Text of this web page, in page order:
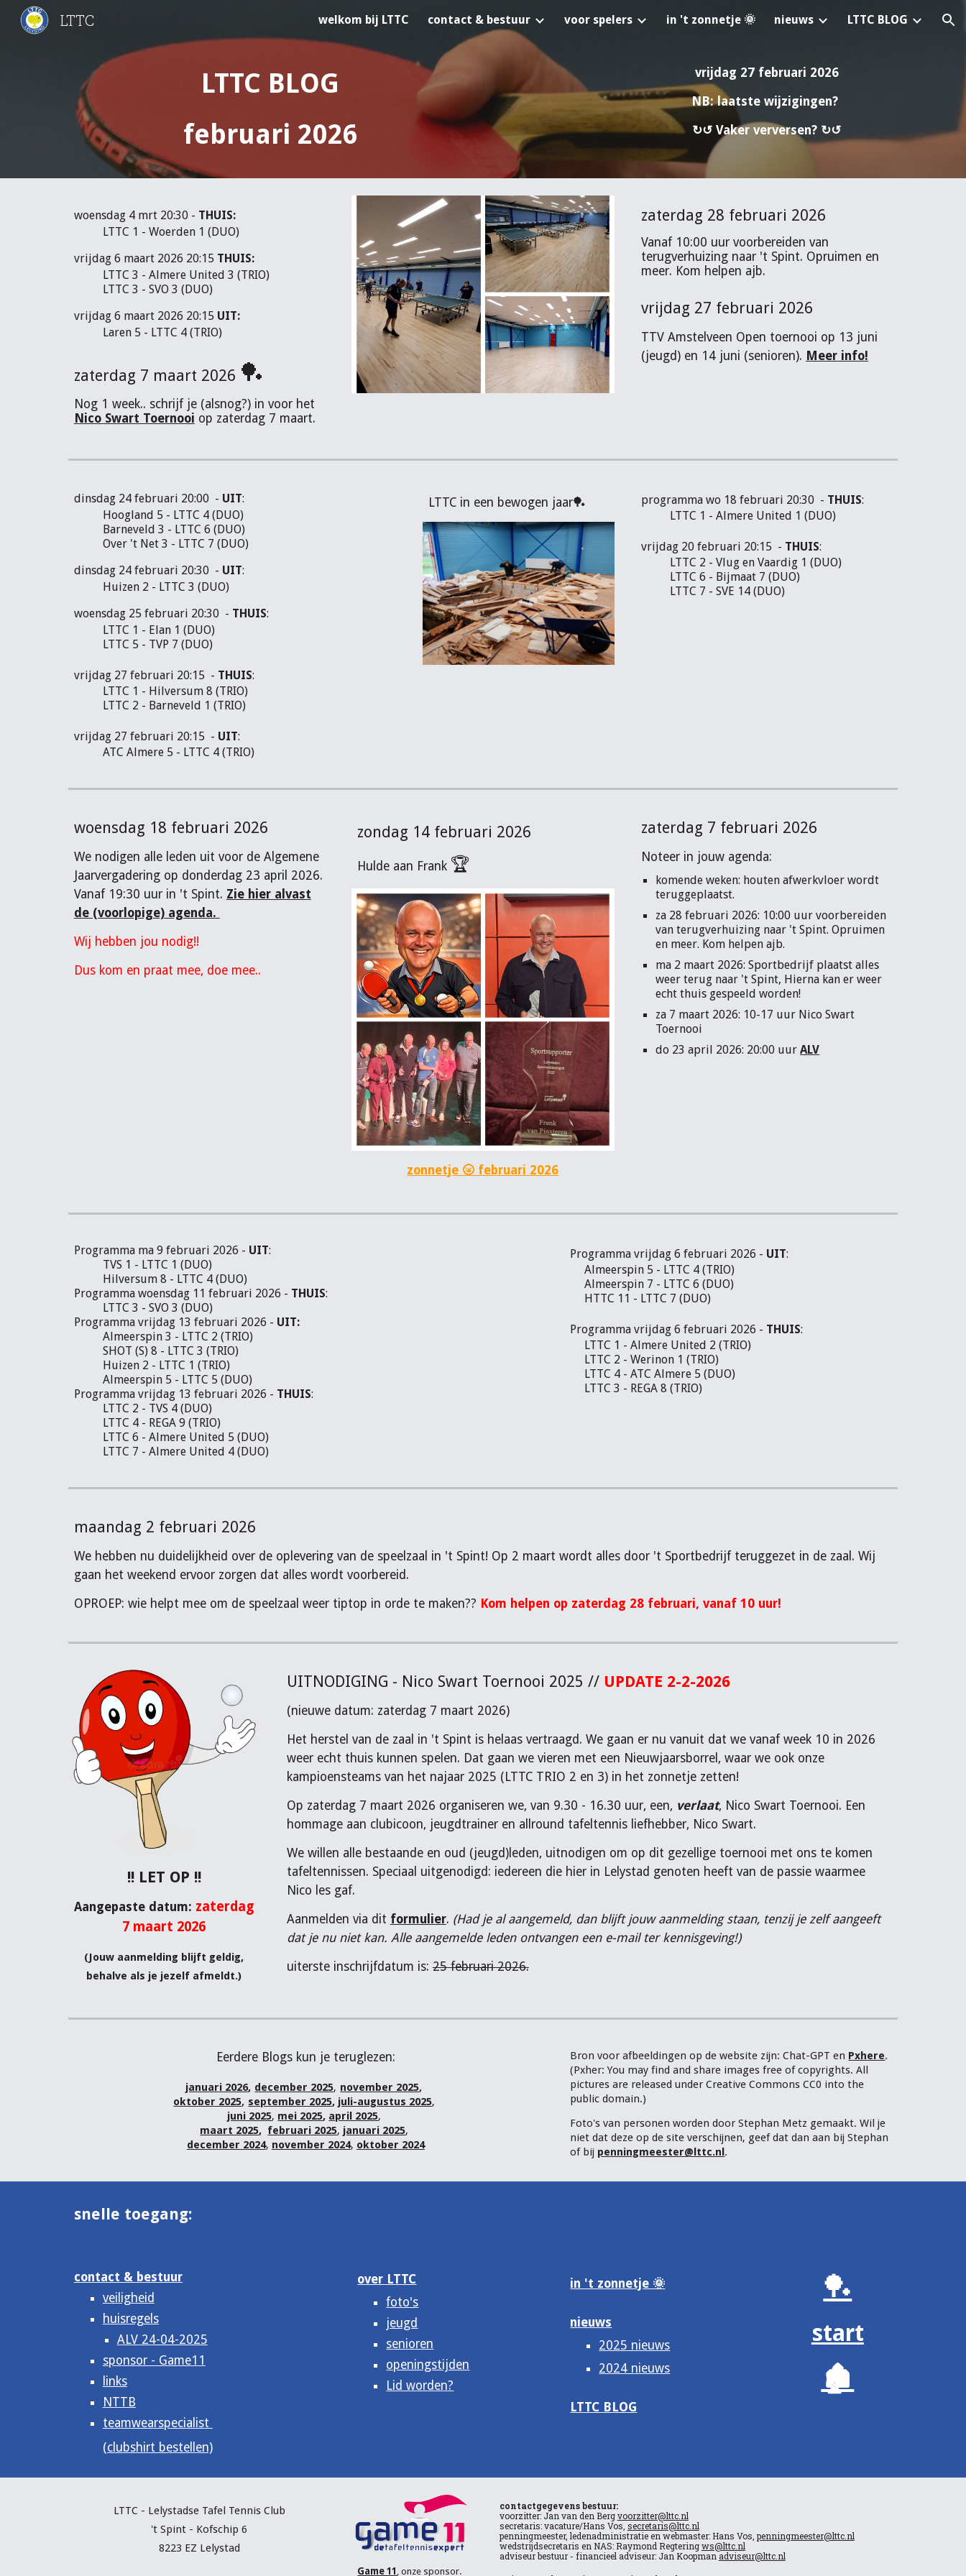
Skip to main content Skip to navigation
LTTC welkom bij LTTC contact & bestuur voor spelers in 't zonnetje 🌞 nieuws LTTC BLOG
LTTC BLOG
februari 2026
vrijdag 27 februari 2026
NB: laatste wijzigingen?
↻↺ Vaker verversen? ↻↺
woensdag 4 mrt 20:30 - THUIS:
LTTC 1 - Woerden 1 (DUO)
vrijdag 6 maart 2026 20:15 THUIS:
LTTC 3 - Almere United 3 (TRIO)
LTTC 3 - SVO 3 (DUO)
vrijdag 6 maart 2026 20:15 UIT:
Laren 5 - LTTC 4 (TRIO)
zaterdag 7 maart 2026 🏓
N og 1 week.. schrijf je (alsnog?) in voor het
Nico Swart Toernooi op zaterdag 7 maart.
zaterdag 28 februari 2026
Vanaf 10:00 uur voorbereiden van
terugverhuizing naar 't Spint. Opruimen en
meer. Kom helpen ajb.
vrijdag 27 februari 2026
TTV Amstelveen Open toernooi op 13 juni
(jeugd) en 14 juni (senioren). Meer info!
dinsdag 24 februari 20:00 - UIT:
Hoogland 5 - LTTC 4 (DUO)
Barneveld 3 - LTTC 6 (DUO)
Over 't Net 3 - LTTC 7 (DUO)
dinsdag 24 februari 20:30 - UIT:
Huizen 2 - LTTC 3 (DUO)
woensdag 25 februari 20:30 - THUIS:
LTTC 1 - Elan 1 (DUO)
LTTC 5 - TVP 7 (DUO)
vrijdag 27 februari 20:15 - THUIS:
LTTC 1 - Hilversum 8 (TRIO)
LTTC 2 - Barneveld 1 (TRIO)
vrijdag 27 februari 20:15 - UIT:
ATC Almere 5 - LTTC 4 (TRIO)
LTTC in een bewogen jaar🏓 programma wo 18 februari 20:30 - THUIS:
LTTC 1 - Almere United 1 (DUO)
vrijdag 20 februari 20:15 - THUIS:
LTTC 2 - Vlug en Vaardig 1 (DUO)
LTTC 6 - Bijmaat 7 (DUO)
LTTC 7 - SVE 14 (DUO)
woensdag 18 februari 2026
We nodigen alle leden uit voor de Algemene
Jaarvergadering op donderdag 23 april 2026.
Vanaf 19:30 uur in 't Spint. Zie hier alvast
de (voorlopige) agenda.
Wij hebben jou nodig!!
Dus kom en praat mee, doe mee..
zondag 14 februari 2026
Hulde aan Frank 🏆
zonnetje 🌝 februari 2026
zaterdag 7 februari 2026
Noteer in jouw agenda:
komende weken: houten afwerkvloer wordt
teruggeplaatst.
za 28 februari 2026: 10:00 uur voorbereiden
van terugverhuizing naar 't Spint. Opruimen
en meer. Kom helpen ajb.
ma 2 maart 2026: Sportbedrijf plaatst alles
weer terug naar 't Spint, Hierna kan er weer
echt thuis gespeeld worden!
za 7 maart 2026: 10-17 uur Nico Swart
Toernooi
do 23 april 2026: 20:00 uurALV
Programma ma 9 februari 2026 - UIT:
TVS 1 - LTTC 1 (DUO)
Hilversum 8 - LTTC 4 (DUO)
Programma woensdag 11 februari 2026 - THUIS:
LTTC 3 - SVO 3 (DUO)
Programma vrijdag 13 februari 2026 - UIT:
Almeerspin 3 - LTTC 2 (TRIO)
SHOT (S) 8 - LTTC 3 (TRIO)
Huizen 2 - LTTC 1 (TRIO)
Almeerspin 5 - LTTC 5 (DUO)
Programma vrijdag 13 februari 2026 - THUIS:
LTTC 2 - TVS 4 (DUO)
LTTC 4 - REGA 9 (TRIO)
LTTC 6 - Almere United 5 (DUO)
LTTC 7 - Almere United 4 (DUO)
Programma vrijdag 6 februari 2026 - UIT:
Almeerspin 5 - LTTC 4 (TRIO)
Almeerspin 7 - LTTC 6 (DUO)
HTTC 11 - LTTC 7 (DUO)
Programma vrijdag 6 februari 2026 - THUIS:
LTTC 1 - Almere United 2 (TRIO)
LTTC 2 - Werinon 1 (TRIO)
LTTC 4 - ATC Almere 5 (DUO)
LTTC 3 - REGA 8 (TRIO)
maandag 2 februari 2026
We hebben nu duidelijkheid over de oplevering van de speelzaal in 't Spint! Op 2 maart wordt alles door 't Sportbedrijf teruggezet in de zaal. Wij
gaan het weekend ervoor zorgen dat alles wordt voorbereid.
OPROEP: wie helpt mee om de speelzaal weer tiptop in orde te maken?? Kom helpen op zaterdag 28 februari, vanaf 10 uur!
!! LET OP !!
Aangepaste datum: zaterdag
7 maart 2026
(Jouw aanmelding blijft geldig,
behalve als je jezelf afmeldt.)
UITNODIGING - Nico Swart Toernooi 2025 // UPDATE 2-2-2026
(nieuwe datum: zaterdag 7 maart 2026)
Het herstel van de zaal in 't Spint is helaas vertraagd. We gaan er nu vanuit dat we vanaf week 10 in 2026
weer echt thuis kunnen spelen. Dat gaan we vieren met een Nieuwjaarsborrel, waar we ook onze
kampioensteams van het najaar 2025 (LTTC TRIO 2 en 3) in het zonnetje zetten!
Op zaterdag 7 maart 2026 organiseren we, van 9.30 - 16.30 uur, een, verlaat, Nico Swart Toernooi. Een
hommage aan clubicoon, jeugdtrainer en allround tafeltennis liefhebber, Nico Swart.
We willen alle bestaande en oud (jeugd)leden, uitnodigen om op dit gezellige toernooi met ons te komen
tafeltennissen. Speciaal uitgenodigd: iedereen die hier in Lelystad genoten heeft van de passie waarmee
Nico les gaf.
Aanmelden via dit formulier. (Had je al aangemeld, dan blijft jouw aanmelding staan, tenzij je zelf aangeeft
dat je nu niet kan. Alle aangemelde leden ontvangen een e-mail ter kennisgeving!)
uiterste inschrijfdatum is:25 februari 2026.
Eerdere Blogs kun je teruglezen:
januari 2026, december 2025, november 2025,
oktober 2025, september 2025, juli-augustus 2025,
juni 2025, mei 2025, april 2025,
maart 2025, februari 2025, januari 2025,
december 2024, november 2024, oktober 2024
Bron voor afbeeldingen op de website zijn:Chat-GPT en Pxhere.
(Pxher:You may find and share images free of copyrights. All
pictures are released under Creative Commons CC0 into the
public domain.)
Foto's van personen worden door Stephan Metz gemaakt. Wil je
niet dat deze op de site verschijnen, geef dat dan aan bij Stephan
of bij penningmeester@lttc.nl.
snelle toegang:
contact & bestuur
veiligheid
huisregels
ALV 24-04-2025
sponsor - Game11
links
NTTB
teamwearspecialist
(clubshirt bestellen)
over LTTC
foto's
jeugd
senioren
openingstijden
Lid worden?
in 't zonnetje 🌞
nieuws
2025 nieuws
2024 nieuws
LTTC BLOG
🏓
start
🏚️
LTTC - Lelystadse Tafel Tennis Club
't Spint - Kofschip 6
8223 EZ Lelystad
Game 11 , onze sponsor.
contactgegevens bestuur:
voorzitter: Jan van den Bergvoorzitter@lttc.nl
secretaris: vacature/Hans Vos, secretaris@lttc.nl
penningmeester, ledenadministratie en webmaster: Hans Vos, penningmeester@lttc.nl
wedstrijdsecretaris en NAS: Raymond Regteringws@lttc.nl
adviseur bestuur - financieel adviseur: Jan Koopman adviseur@lttc.nl